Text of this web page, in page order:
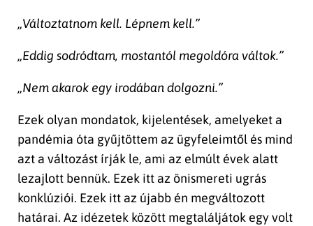
„Változtatnom kell. Lépnem kell.”
„Eddig sodródtam, mostantól megoldóra váltok.”
„Nem akarok egy irodában dolgozni.”
Ezek olyan mondatok, kijelentések, amelyeket a
pandémia óta gyűjtöttem az ügyfeleimtől és mind
azt a változást írják le, ami az elmúlt évek alatt
lezajlott bennük. Ezek itt az önismereti ugrás
konklúziói. Ezek itt az újabb én megváltozott
határai. Az idézetek között megtaláljátok egy volt